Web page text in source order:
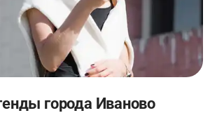
города Иваново